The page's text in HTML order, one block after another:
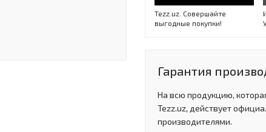
Tezz.uz. Совершайте
выгодные покупки!
Гарантия
На всю продукцию,
Tezz.uz, действует
производителями.